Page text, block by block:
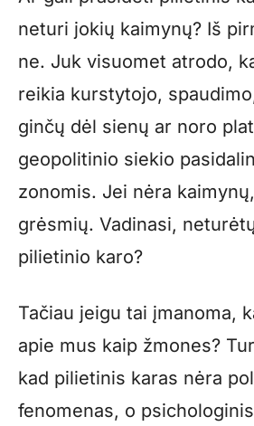
neturi jokių kaimynų? Iš
ne. Juk visuomet atrodo,
reikia kurstytojo,
ginčų dėl sienų ar noro
geopolitinio siekio
zonomis. Jei nėra
grėsmių. Vadinasi,
pilietinio karo?
Tačiau jeigu tai įmanoma,
apie mus kaip žmones?
kad pilietinis karas nėra
fenomenas, o